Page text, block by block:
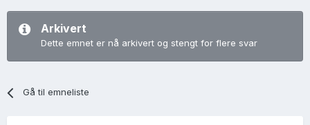
Arkivert
Dette emnet er nå arkivert og stengt for flere svar
Gå til emneliste